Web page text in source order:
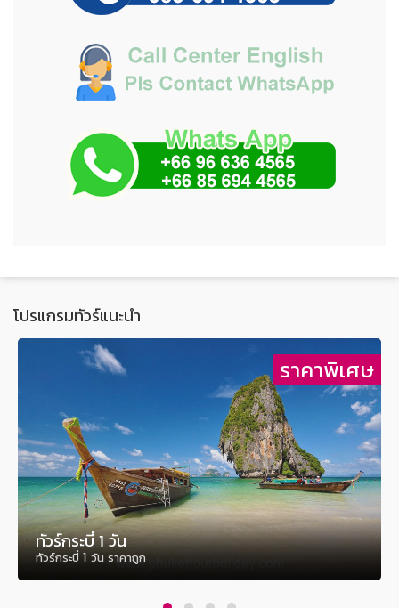
โปรแกรมทัวร์แนะนำ
ราคาพิเศษ
ทัวร์กระบี่ 1 วัน
ทัวร์กระบี่ 1 วัน ราคาถูก